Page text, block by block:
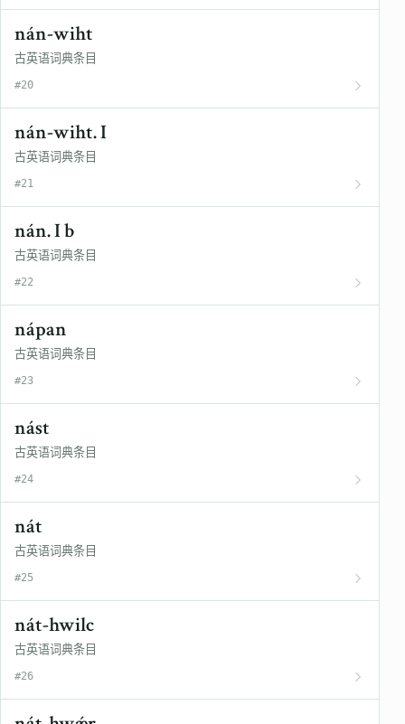
nán-wiht
古英语词典条目
#20
nán-wiht. I
古英语词典条目
#21
nán. I b
古英语词典条目
#22
nápan
古英语词典条目
#23
nást
古英语词典条目
#24
nát
古英语词典条目
#25
nát-hwilc
古英语词典条目
#26